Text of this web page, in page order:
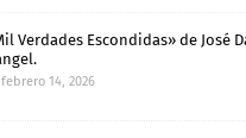
Verdades Escondidas» de José
febrero 14, 2026